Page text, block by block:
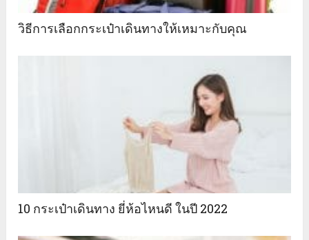
วิธีการเลือกกระเป๋าเดินทางให้เหมาะกับคุณ
10 กระเป๋าเดินทาง ยี่ห้อไหนดี ในปี 2022